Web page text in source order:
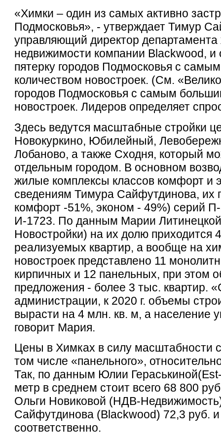
«Химки – один из самых активно
Подмосковья», - утверждает Тимур
управляющий директор
недвижимости компании Blackwood,
пятерку городов Подмосковья с
количеством новостроек. (См.
городов Подмосковья с самым
новостроек. Лидеров определяет
Здесь ведутся масштабные стройки
Новокуркино, Юбилейный,
Лобаново, а также Сходня, который
отдельным городом. В основном
жилые комплексы классов комфорт и
сведениям Тимура Сайфутдинова, их
комфорт -51%, эконом - 49%) серий
И-1723. По данным Марии
Новостройки) на их долю приходится
реализуемых квартир, а вообще на
новостроек представлено 11
кирпичных и 12 панельных, при этом
предложения - более 3 тыс. квартир.
администрации, к 2020 г. объемы
вырасти на 4 млн. кв. м, а население
говорит Мария.
Цены в Химках в силу масштабности
том числе «панельного»,
Так, по данным Юлии
метр в среднем стоит всего 68 800
Ольги Новиковой (НДВ-
Сайфутдинова (Blackwood) 72,3 руб.
соответственно.